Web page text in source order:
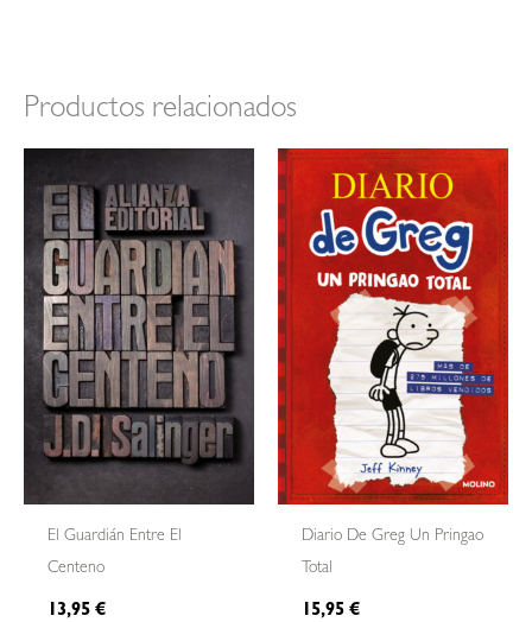
Productos relacionados
El Guardián Entre El
Centeno
13,95€
Diario De Greg Un Pringao
Total
15,95€